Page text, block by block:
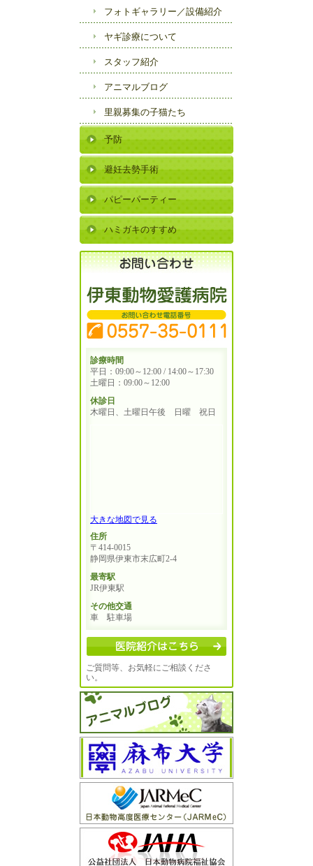
フォトギャラリー／設備紹介
ヤギ診療について
スタッフ紹介
アニマルブログ
里親募集の子猫たち
予防
避妊去勢手術
パピーパーティー
ハミガキのすすめ
診療時間
平日：09:00～12:00 / 14:00～17:30
土曜日：09:00～12:00
休診日
木曜日、土曜日午後 日曜 祝日
大きな地図で見る
住所
〒414-0015
静岡県伊東市末広町2-4
最寄駅
JR伊東駅
その他交通
車 駐車場
ご質問等、お気軽にご相談くださ
い。